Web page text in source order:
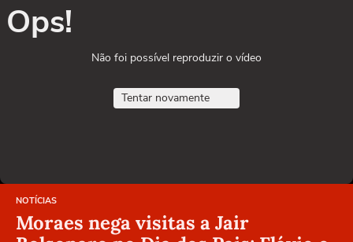
Ops!
Não foi possível reproduzir o vídeo
Tentar novamente
NOTÍCIAS
Moraes nega visitas a Jair